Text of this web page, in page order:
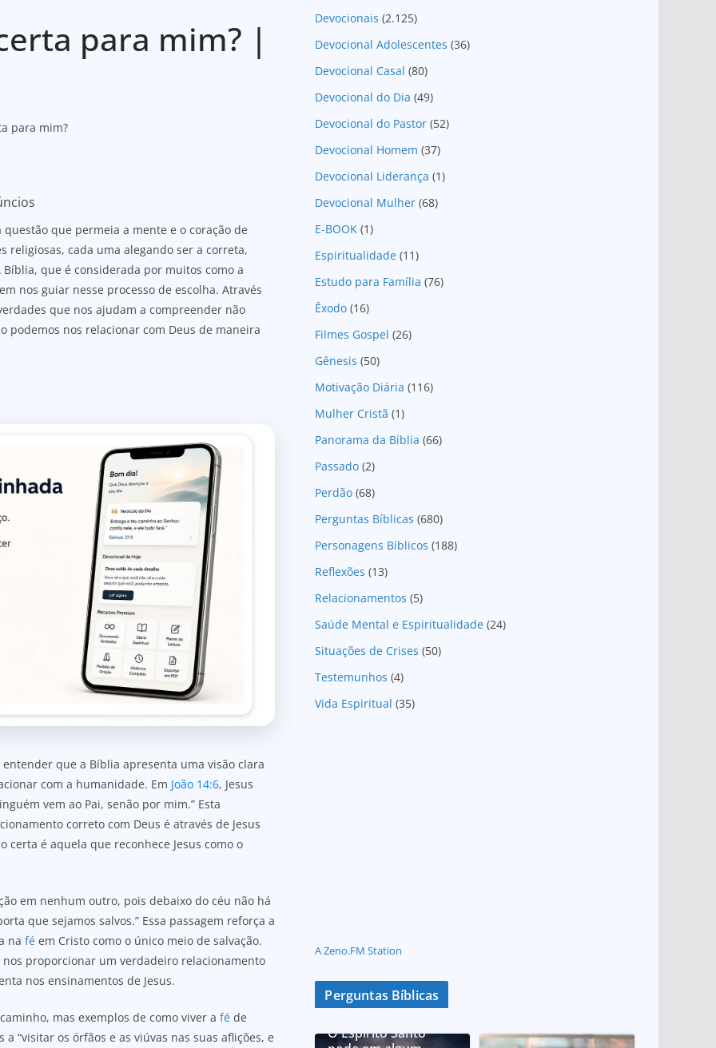
para mim? |
para mim?
que permeia a mente e o coração de
religiosas, cada uma alegando ser a correta,
que é considerada por muitos como a
nos guiar nesse processo de escolha. Através
que nos ajudam a compreender não
podemos nos relacionar com Deus de maneira
que a Bíblia apresenta uma visão clara
com a humanidade. Em João 14:6, Jesus
vem ao Pai, senão por mim.” Esta
correto com Deus é através de Jesus
certa é aquela que reconhece Jesus como o
em nenhum outro, pois debaixo do céu não há
que sejamos salvos.” Essa passagem reforça a
na fé em Cristo como o único meio de salvação.
proporcionar um verdadeiro relacionamento
nos ensinamentos de Jesus.
mas exemplos de como viver a fé de
a “visitar os órfãos e as viúvas nas suas aflições, e
Devocionais (2.125)
Devocional Adolescentes (36)
Devocional Casal (80)
Devocional do Dia (49)
Devocional do Pastor (52)
Devocional Homem (37)
Devocional Liderança (1)
Devocional Mulher (68)
E-BOOK (1)
Espiritualidade (11)
Estudo para Família (76)
Êxodo (16)
Filmes Gospel (26)
Gênesis (50)
Motivação Diária (116)
Mulher Cristã (1)
Panorama da Bíblia (66)
Passado (2)
Perdão (68)
Perguntas Bíblicas (680)
Personagens Bíblicos (188)
Reflexões (13)
Relacionamentos (5)
Saúde Mental e Espiritualidade (24)
Situações de Crises (50)
Testemunhos (4)
Vida Espiritual (35)
A Zeno.FM Station
Perguntas Bíblicas
O Espírito Santo